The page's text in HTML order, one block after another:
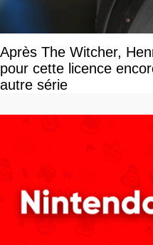
Après The Witcher,
pour cette licence
autre série